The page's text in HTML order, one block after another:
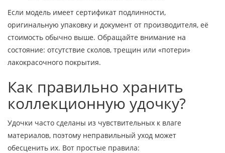
Если модель имеет сертификат подлинности,
оригинальную упаковку и документ от производителя, её
стоимость обычно выше. Обращайте внимание на
состояние: отсутствие сколов, трещин или «потери»
лакокрасочного покрытия.
Как правильно хранить
коллекционную удочку?
Удочки часто сделаны из чувствительных к влаге
материалов, поэтому неправильный уход может
обесценить их. Вот простые правила: